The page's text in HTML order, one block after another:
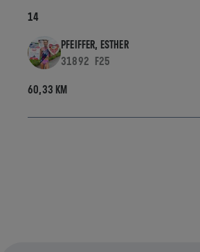
14
PFEIFFER, ESTHER
31892 F25
60,33 KM